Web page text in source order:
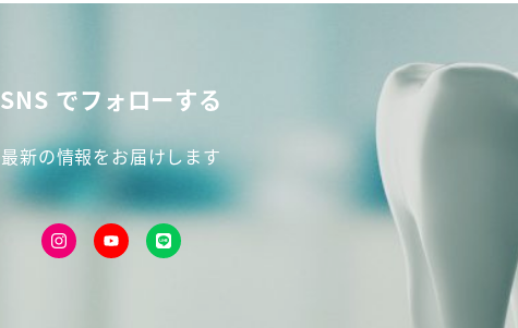
SNS でフォローする
最新の情報をお届けします